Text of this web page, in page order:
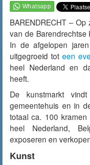
BARENDRECHT –
van de Barendrechtse
In de afgelopen
uitgegroeid tot een
heel Nederland en
heeft.
De kunstmarkt
gemeentehuis en in
totaal ca. 100
heel Nederland,
exposeren en
Kunst